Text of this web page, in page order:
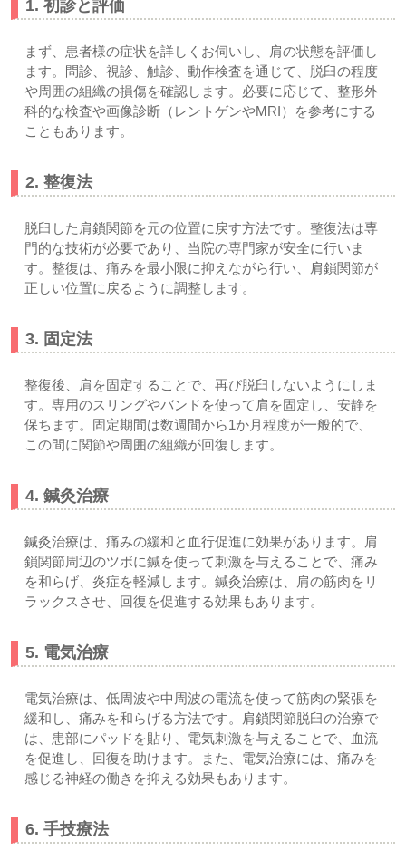
1. 初診と評価
まず、患者様の症状を詳しくお伺いし、肩の状態を評価し
ます。問診、視診、触診、動作検査を通じて、脱臼の程度
や周囲の組織の損傷を確認します。必要に応じて、整形外
科的な検査や画像診断（レントゲンやMRI）を参考にする
こともあります。
2. 整復法
脱臼した肩鎖関節を元の位置に戻す方法です。整復法は専
門的な技術が必要であり、当院の専門家が安全に行いま
す。整復は、痛みを最小限に抑えながら行い、肩鎖関節が
正しい位置に戻るように調整します。
3. 固定法
整復後、肩を固定することで、再び脱臼しないようにしま
す。専用のスリングやバンドを使って肩を固定し、安静を
保ちます。固定期間は数週間から1か月程度が一般的で、
この間に関節や周囲の組織が回復します。
4. 鍼灸治療
鍼灸治療は、痛みの緩和と血行促進に効果があります。肩
鎖関節周辺のツボに鍼を使って刺激を与えることで、痛み
を和らげ、炎症を軽減します。鍼灸治療は、肩の筋肉をリ
ラックスさせ、回復を促進する効果もあります。
5. 電気治療
電気治療は、低周波や中周波の電流を使って筋肉の緊張を
緩和し、痛みを和らげる方法です。肩鎖関節脱臼の治療で
は、患部にパッドを貼り、電気刺激を与えることで、血流
を促進し、回復を助けます。また、電気治療には、痛みを
感じる神経の働きを抑える効果もあります。
6. 手技療法